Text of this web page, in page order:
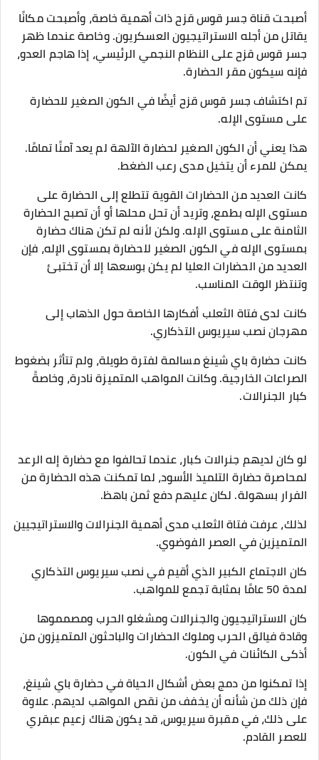
أصبحت قناة جسر قوس قزح ذات أهمية خاصة، وأصبحت مكانًا
يقاتل من أجله الاستراتيجيون العسكريون. وخاصة عندما ظهر
جسر قوس قزح على النظام النجمي الرئيسي، إذا هاجم العدو،
فإنه سيكون مقر الحضارة.
تم اكتشاف جسر قوس قزح أيضًا في الكون الصغير للحضارة
على مستوى الإله.
هذا يعني أن الكون الصغير لحضارة الآلهة لم يعد آمنًا تمامًا.
يمكن للمرء أن يتخيل مدى رعب الضغط.
كانت العديد من الحضارات القوية تتطلع إلى الحضارة على
مستوى الإله بطمع، وتريد أن تحل محلها أو أن تصبح الحضارة
الثامنة على مستوى الإله. ولكن لأنه لم تكن هناك حضارة
بمستوى الإله في الكون الصغير للحضارة بمستوى الإله، فإن
العديد من الحضارات العليا لم يكن بوسعها إلا أن تختبئ
وتنتظر الوقت المناسب.
كانت لدى فتاة الثعلب أفكارها الخاصة حول الذهاب إلى
مهرجان نصب سيريوس التذكاري.
كانت حضارة باي شينغ مسالمة لفترة طويلة، ولم تتأثر بضغوط
الصراعات الخارجية. وكانت المواهب المتميزة نادرة، وخاصةً
كبار الجنرالات.
لو كان لديهم جنرالات كبار، عندما تحالفوا مع حضارة إله الرعد
لمحاصرة حضارة التلميذ الأسود، لما تمكنت هذه الحضارة من
الفرار بسهولة. لكان عليهم دفع ثمن باهظ.
لذلك، عرفت فتاة الثعلب مدى أهمية الجنرالات والاستراتيجيين
المتميزين في العصر الفوضوي.
كان الاجتماع الكبير الذي أقيم في نصب سيريوس التذكاري
لمدة 50 عامًا بمثابة تجمع للمواهب.
كان الاستراتيجيون والجنرالات ومشغلو الحرب ومصمموها
وقادة فيالق الحرب وملوك الحضارات والباحثون المتميزون من
أذكى الكائنات في الكون.
إذا تمكنوا من دمج بعض أشكال الحياة في حضارة باي شينغ،
فإن ذلك من شأنه أن يخفف من نقص المواهب لديهم. علاوة
على ذلك، في مقبرة سيريوس، قد يكون هناك زعيم عبقري
للعصر القادم.